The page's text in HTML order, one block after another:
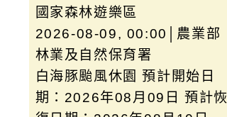
國家森林遊樂區
2026-08-09, 00:00│農業部
林業及自然保育署
白海豚颱風休園 預計開始日
期：2026年08月09日 預計恢